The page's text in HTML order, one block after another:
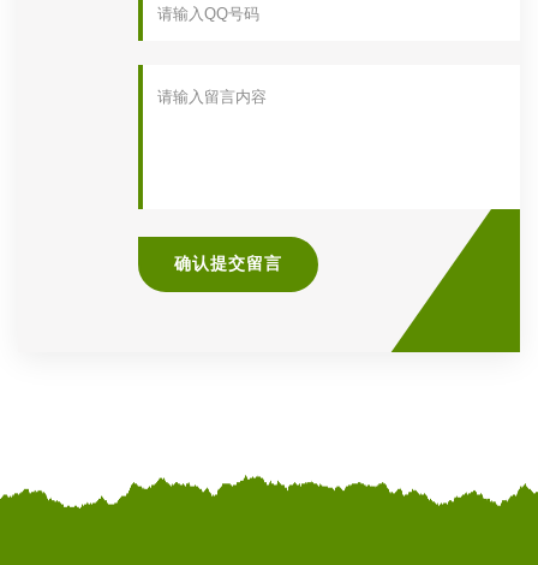
确认提交留言